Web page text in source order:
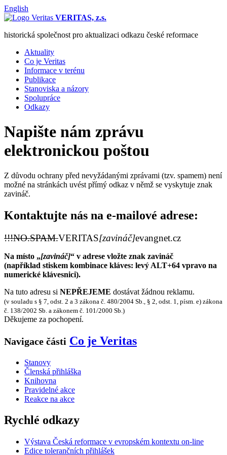
English
VERITAS, z.s.
historická společnost pro aktualizaci odkazu české reformace
Aktuality
Co je Veritas
Informace v terénu
Publikace
Stanoviska a názory
Spolupráce
Odkazy
Napište nám zprávu
elektronickou poštou
Z důvodu ochrany před nevyžádanými zprávami (tzv. spamem) není
možné na stránkách uvést přímý odkaz v němž se vyskytuje znak
zavináč.
Kontaktujte nás na e-mailové adrese:
!!!NO.SPAM.VERITAS[zavináč]evangnet.cz
Na místo „[zavináč]“ v adrese vložte znak zavináč
(například stiskem kombinace kláves: levý ALT+64 vpravo na
numerické klávesnici).
Na tuto adresu si NEPŘEJEME dostávat žádnou reklamu.
(v souladu s § 7, odst. 2 a 3 zákona č. 480/2004 Sb., § 2, odst. 1, písm. e) zákona
č. 138/2002 Sb. a zákonem č. 101/2000 Sb.)
Děkujeme za pochopení.
Navigace části Co je Veritas
Stanovy
Členská přihláška
Knihovna
Pravidelné akce
Reakce na akce
Rychlé odkazy
Výstava Česká reformace v evropském kontextu on-line
Edice tolerančních přihlášek